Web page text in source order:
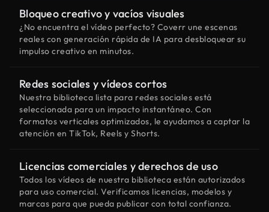
Bloqueo creativo y vacíos visuales
¿No encuentra el vídeo perfecto? Coverr une escenas
reales con generación rápida de IA para desbloquear su
impulso creativo en minutos.
Redes sociales y vídeos cortos
Nuestra biblioteca lista para redes sociales está
seleccionada para un impacto instantáneo. Con
formatos verticales optimizados, le ayudamos a captar la
atención en TikTok, Reels y Shorts.
Licencias comerciales y derechos de uso
Todos los vídeos de nuestra biblioteca están autorizados
para uso comercial. Verificamos licencias, modelos y
marcas para que pueda publicar con total confianza.